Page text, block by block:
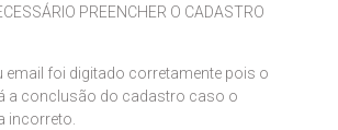
PREENCHER O CADASTRO
email foi digitado corretamente pois o
a conclusão do cadastro caso o
incorreto.